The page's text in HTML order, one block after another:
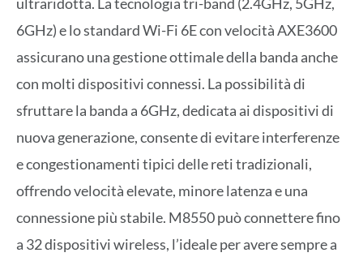
ultraridotta. La tecnologia tri-band (2.4GHz, 5GHz,
6GHz) e lo standard Wi-Fi 6E con velocità AXE3600
assicurano una gestione ottimale della banda anche
con molti dispositivi connessi. La possibilità di
sfruttare la banda a 6GHz, dedicata ai dispositivi di
nuova generazione, consente di evitare interferenze
e congestionamenti tipici delle reti tradizionali,
offrendo velocità elevate, minore latenza e una
connessione più stabile. M8550 può connettere fino
a 32 dispositivi wireless, l’ideale per avere sempre a